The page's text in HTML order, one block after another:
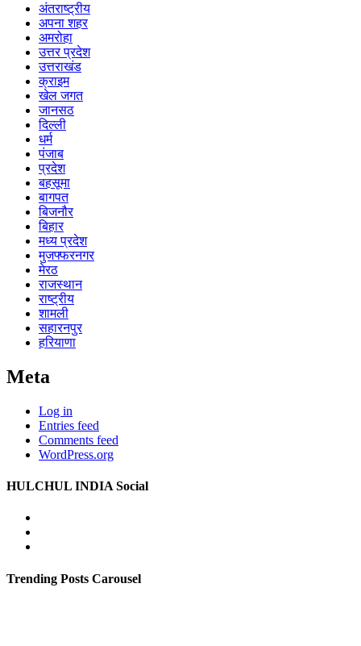
अंतराष्ट्रीय
अपना शहर
अमरोहा
उत्तर प्रदेश
उत्तराखंड
क्राइम
खेल जगत
जानसठ
दिल्ली
धर्म
पंजाब
प्रदेश
बहसूमा
बागपत
बिजनौर
बिहार
मध्य प्रदेश
मुजफ्फरनगर
मेरठ
राजस्थान
राष्ट्रीय
शामली
सहारनपुर
हरियाणा
Meta
Log in
Entries feed
Comments feed
WordPress.org
HULCHUL INDIA Social
Trending Posts Carousel